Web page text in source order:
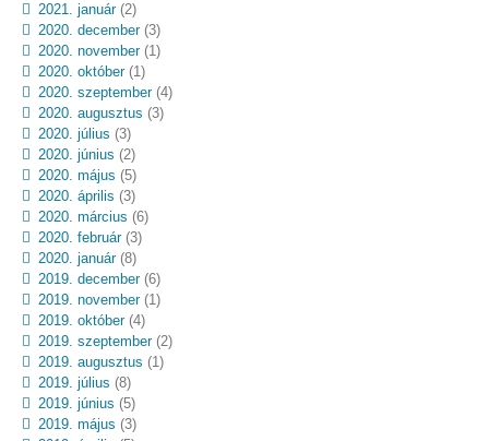
2021. január(2)
2020. december(3)
2020. november(1)
2020. október(1)
2020. szeptember(4)
2020. augusztus (3)
2020. július (3)
2020. június (2)
2020. május (5)
2020. április (3)
2020. március (6)
2020. február(3)
2020. január(8)
2019. december(6)
2019. november(1)
2019. október(4)
2019. szeptember(2)
2019. augusztus (1)
2019. július (8)
2019. június (5)
2019. május (3)